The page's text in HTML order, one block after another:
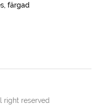
färgad
right reserved